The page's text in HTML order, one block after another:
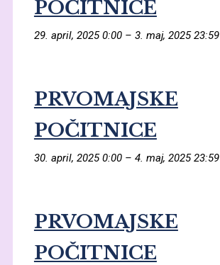
POČITNICE
29. april, 2025 0:00– 3. maj, 2025 23:59
PRVOMAJSKE
POČITNICE
30. april, 2025 0:00– 4. maj, 2025 23:59
PRVOMAJSKE
POČITNICE